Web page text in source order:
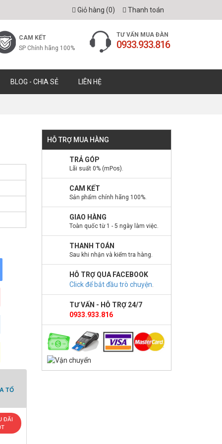
Thanh toán
Giỏ hàng (0)
CAM KẾT
SP Chính hãng 100%
TƯ VẤN MUA ĐÀN
0933.933.816
BLOG - CHIA SẺ LIÊN HỆ
TỔ
ĐÃI
HỖ TRỢ MUA HÀNG
TRẢ GÓP
Lãi suất 0% (mPos).
CAM KẾT
Sản phẩm chính hãng 100%.
GIAO HÀNG
Toàn quốc từ 1 - 5 ngày làm việc.
THANH TOÁN
Sau khi nhận và kiểm tra hàng.
HỖ TRỢ QUA FACEBOOK
Click để bắt đầu trò chuyện.
TƯ VẤN - HỖ TRỢ 24/7
0933.933.816